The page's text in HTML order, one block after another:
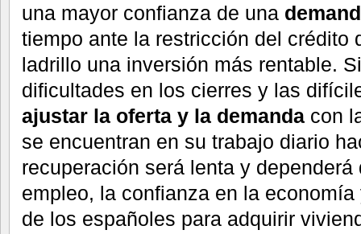
una mayor confianza de una
tiempo ante la restricción del
ladrillo una inversión más rentable.
dificultades en los cierres y las
ajustar la oferta y la demanda con
se encuentran en su trabajo diario
recuperación será lenta y
empleo, la confianza en la
de los españoles para adquirir